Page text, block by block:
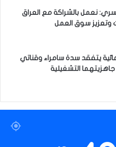
نعمل بالشراكة مع العراق
وتعزيز سوق العمل
يتفقد سدة سامراء وقناتي
جاهزيتهما التشغيلية